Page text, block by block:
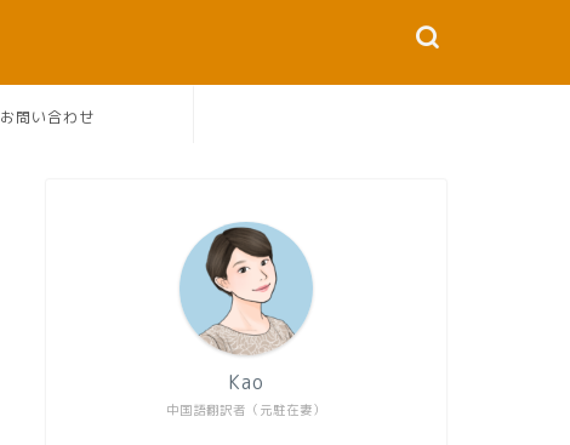
お問い合わせ
中国語翻訳者（元駐在妻）
Kao